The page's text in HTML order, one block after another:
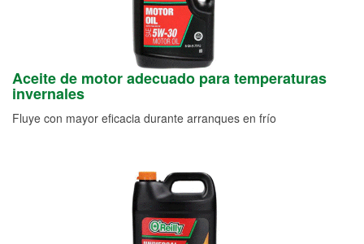
Aceite de motor adecuado para temperaturas
invernales
Fluye con mayor eficacia durante arranques en frío